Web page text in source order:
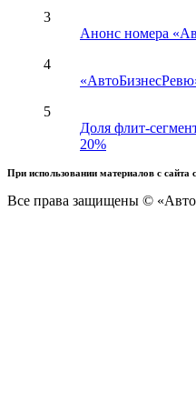
3
Анонс номера
4
5
Доля флит-
20%
При использовании материалов с сайта
Все права защищены ©